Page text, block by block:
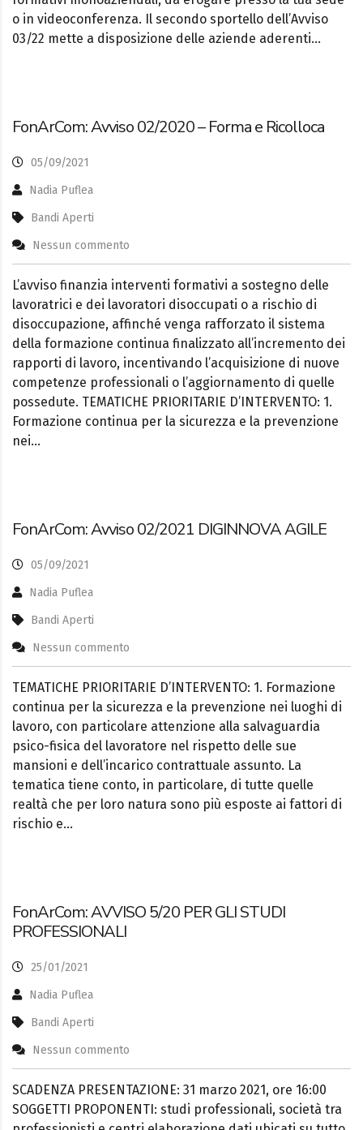
o in videoconferenza. Il secondo sportello dell’Avviso
03/22 mette a disposizione delle aziende aderenti…
FonArCom: Avviso 02/2020 – Forma e Ricolloca
05/09/2021
Nadia Puflea
Bandi Aperti
Nessun commento
L’avviso finanzia interventi formativi a sostegno delle
lavoratrici e dei lavoratori disoccupati o a rischio di
disoccupazione, affinché venga rafforzato il sistema
della formazione continua finalizzato all’incremento dei
rapporti di lavoro, incentivando l’acquisizione di nuove
competenze professionali o l’aggiornamento di quelle
possedute. TEMATICHE PRIORITARIE D’INTERVENTO: 1.
Formazione continua per la sicurezza e la prevenzione
nei…
FonArCom: Avviso 02/2021 DIGINNOVA AGILE
05/09/2021
Nadia Puflea
Bandi Aperti
Nessun commento
TEMATICHE PRIORITARIE D’INTERVENTO: 1. Formazione
continua per la sicurezza e la prevenzione nei luoghi di
lavoro, con particolare attenzione alla salvaguardia
psico-fisica del lavoratore nel rispetto delle sue
mansioni e dell’incarico contrattuale assunto. La
tematica tiene conto, in particolare, di tutte quelle
realtà che per loro natura sono più esposte ai fattori di
rischio e…
FonArCom: AVVISO 5/20 PER GLI STUDI
PROFESSIONALI
25/01/2021
Nadia Puflea
Bandi Aperti
Nessun commento
SCADENZA PRESENTAZIONE: 31 marzo 2021, ore 16:00
SOGGETTI PROPONENTI: studi professionali, società tra